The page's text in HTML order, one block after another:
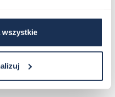
wszystkie
funkcjonalny
wymagające warunki
który oferuje precyzję
trwałość stali